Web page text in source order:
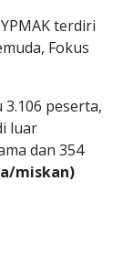
terdiri
Fokus
peserta,
luar
dan 354
miskan)